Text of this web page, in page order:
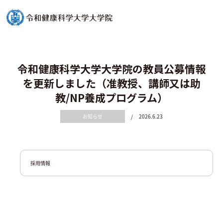
令和健康科学大学大学院の教員公募情報
を更新しました（准教授、講師又は助
教/NP養成プログラム）
お知らせ / 2026.6.23
採用情報